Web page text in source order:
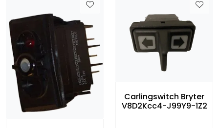
Carlingswitch Bryter
V8D2Kcc4-J99Y9-1Z2